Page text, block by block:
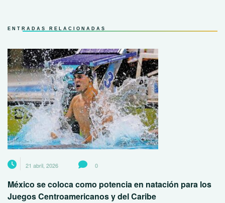
ENTRADAS RELACIONADAS
21 abril, 2026 0
México se coloca como potencia en natación para los
Juegos Centroamericanos y del Caribe